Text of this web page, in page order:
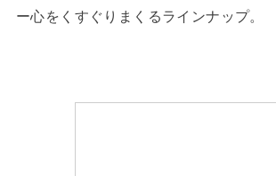
ー心をくすぐりまくるラインナップ。